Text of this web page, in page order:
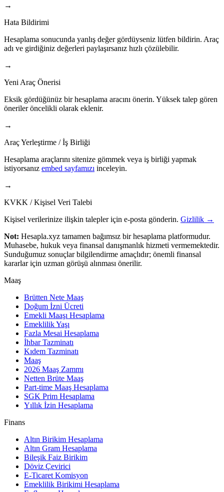
→
Hata Bildirimi
Hesaplama sonucunda yanlış değer gördüyseniz lütfen bildirin. Araç
adı ve girdiğiniz değerleri paylaşırsanız hızlı çözülebilir.
→
Yeni Araç Önerisi
Eksik gördüğünüz bir hesaplama aracını önerin. Yüksek talep gören
öneriler öncelikli olarak eklenir.
→
Araç Yerleştirme / İş Birliği
Hesaplama araçlarını sitenize gömmek veya iş birliği yapmak
istiyorsanız embed sayfamızı inceleyin.
→
KVKK / Kişisel Veri Talebi
Kişisel verilerinize ilişkin talepler için e-posta gönderin. Gizlilik →
Not: Hesapla.xyz tamamen bağımsız bir hesaplama platformudur.
Muhasebe, hukuk veya finansal danışmanlık hizmeti vermemektedir.
Sunduğumuz sonuçlar bilgilendirme amaçlıdır; önemli finansal
kararlar için uzman görüşü alınması önerilir.
Maaş
Brütten Nete Maaş
Doğum İzni Ücreti
Emekli Maaşı Hesaplama
Emeklilik Yaşı
Fazla Mesai Hesaplama
İhbar Tazminatı
Kıdem Tazminatı
Maaş
2026 Maaş Zammı
Netten Brüte Maaş
Part-time Maaş Hesaplama
SGK Prim Hesaplama
Yıllık İzin Hesaplama
Finans
Altın Birikim Hesaplama
Altın Gram Hesaplama
Bileşik Faiz Birikim
Döviz Çevirici
E-Ticaret Komisyon
Emeklilik Birikimi Hesaplama